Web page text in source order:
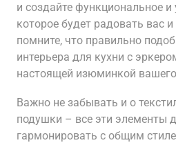
и создайте функциональное
которое будет радовать вас
помните, что правильно
интерьера для кухни с
настоящей изюминкой
Важно не забывать и о
подушки – все эти элементы
гармонировать с общим